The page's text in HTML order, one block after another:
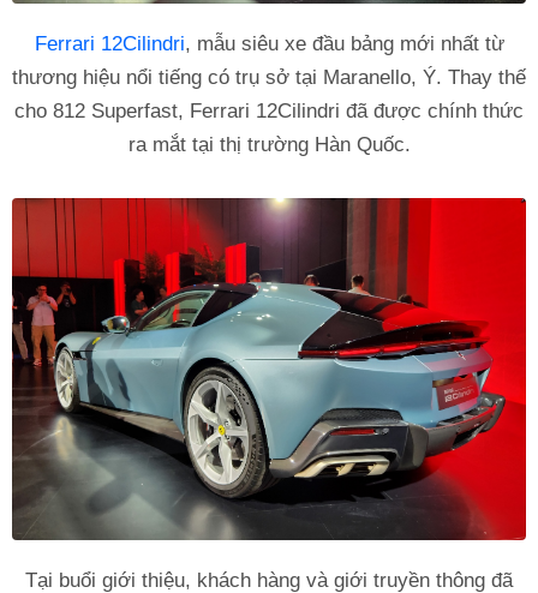
Ferrari 12Cilindri, mẫu siêu xe đầu bảng mới nhất từ
thương hiệu nổi tiếng có trụ sở tại Maranello, Ý. Thay thế
cho 812 Superfast, Ferrari 12Cilindri đã được chính thức
ra mắt tại thị trường Hàn Quốc.
Tại buổi giới thiệu, khách hàng và giới truyền thông đã